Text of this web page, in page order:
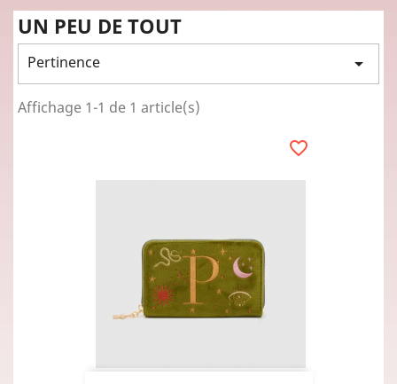
UN PEU DE TOUT
Pertinence 
Affichage 1-1 de 1 article(s)
favorite_border